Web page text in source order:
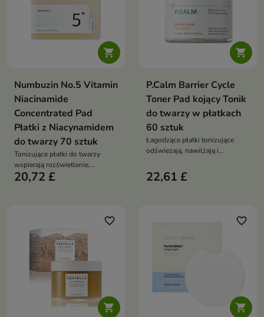

Numbuzin No.5 Vitamin
Niacinamide
Concentrated Pad
Płatki z Niacynamidem
do twarzy 70 sztuk
Tonizujące płatki do twarzy
wspierają rozświetlenie,
wygładzenie i wyrównanie
traneksamowym pomaga
redukować przebarwienia,
niedoskonałości oraz
widoczność porów
20,72 £

P.Calm Barrier Cycle
Toner Pad kojący Tonik
do twarzy w płatkach
60 sztuk
Łagodzące płatki tonizujące
odświeżają, nawilżają i
rodzaju skóry. Formuła z
niacynamidem, pantenolem,
22,61 £

favorite_border

favorite_border